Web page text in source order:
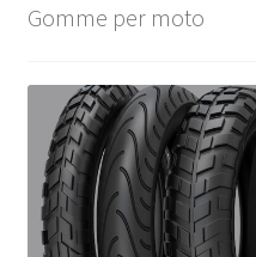
Gomme per moto